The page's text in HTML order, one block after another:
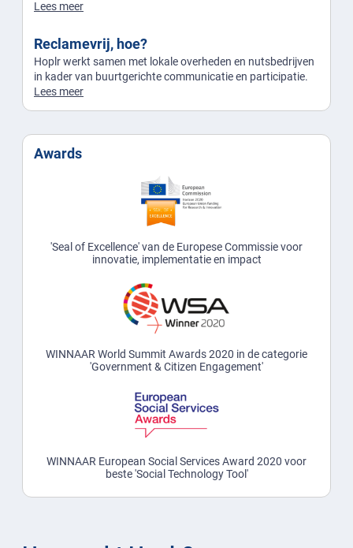
Lees meer
Reclamevrij, hoe?
Hoplr werkt samen met lokale overheden en nutsbedrijven
in kader van buurtgerichte communicatie en participatie.
Lees meer
Awards
'Seal of Excellence' van de Europese Commissie voor
innovatie, implementatie en impact
WINNAAR World Summit Awards 2020 in de categorie
'Government & Citizen Engagement'
WINNAAR European Social Services Award 2020 voor
beste 'Social Technology Tool'